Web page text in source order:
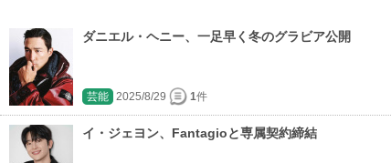
ダニエル・ヘニー、一足早く冬のグラビア公開
芸能 2025/8/29 1件
イ・ジェヨン、Fantagioと専属契約締結